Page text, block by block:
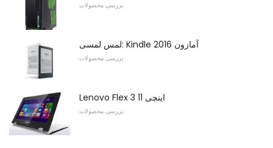
بررسی محصولات
لمس لمسی: Kindle 2016 آمازون
بررسی محصولات
Lenovo Flex 3 11 اینچی
بررسی محصولات